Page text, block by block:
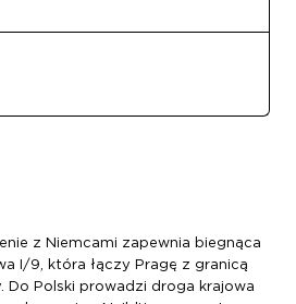
z Niemcami zapewnia biegnąca
I/9, która łączy Pragę z granicą
Do Polski prowadzi droga krajowa